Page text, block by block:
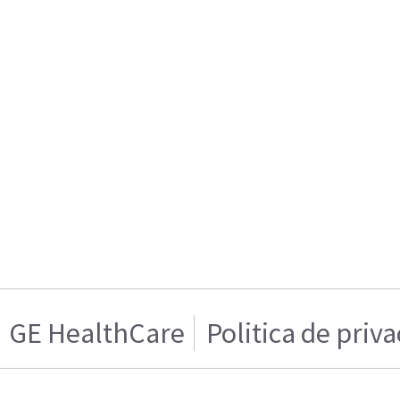
GE HealthCare Politica de